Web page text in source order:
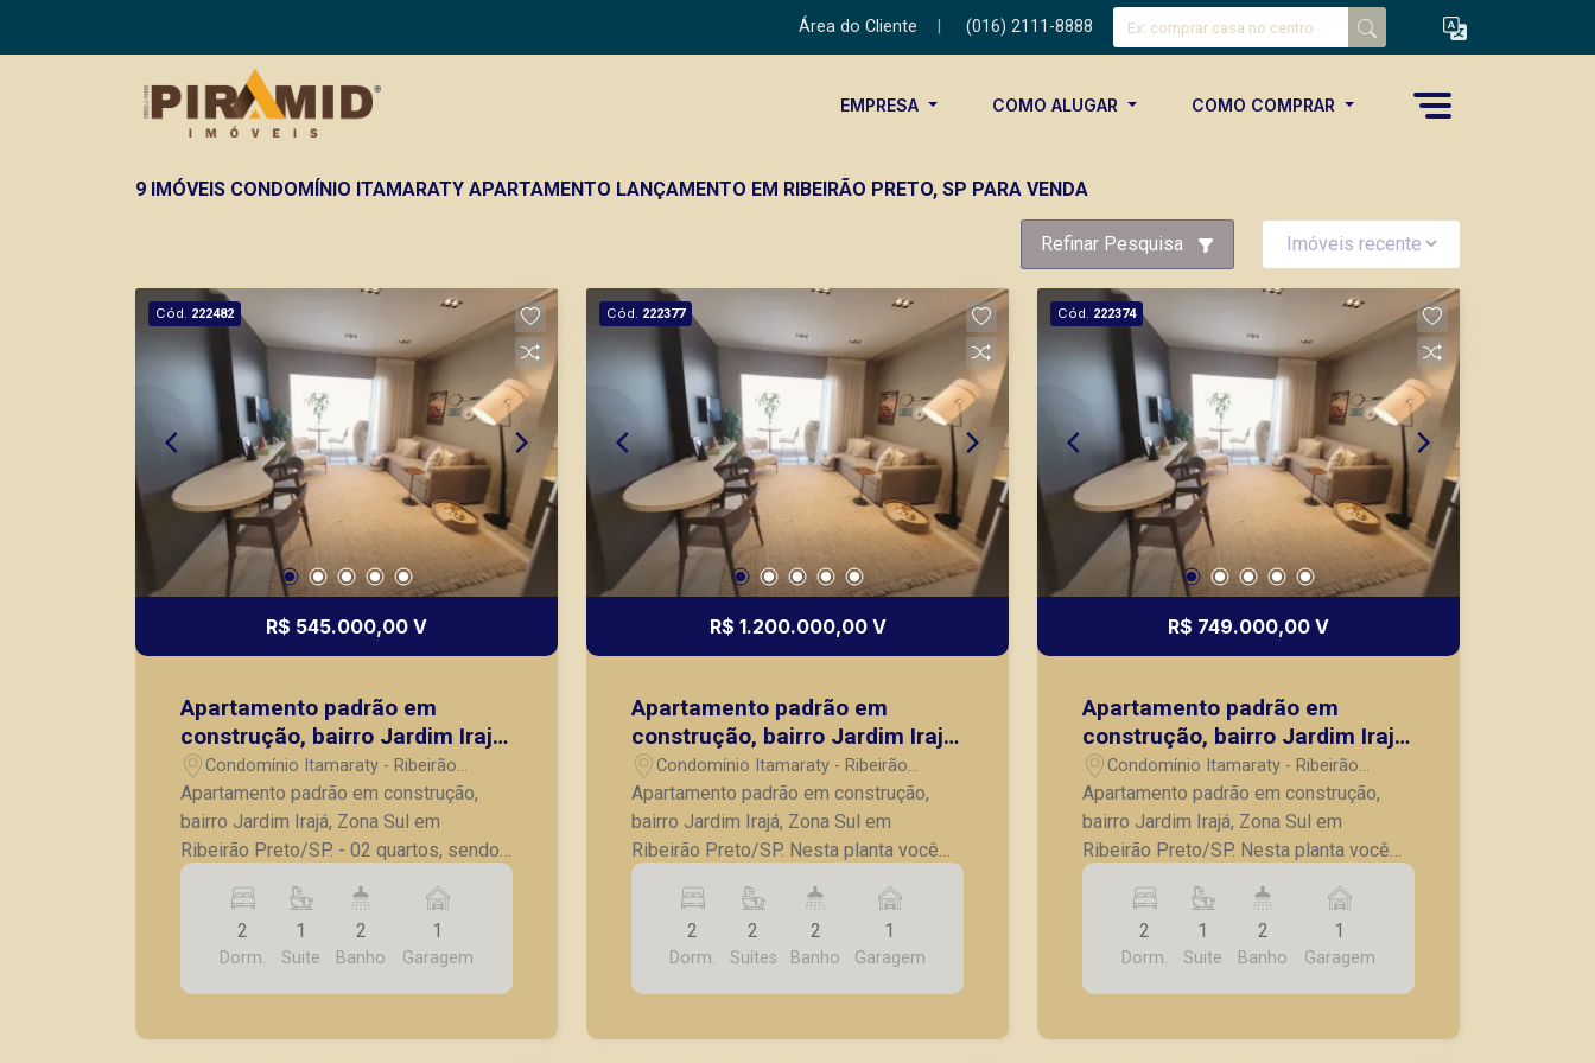
Área do Cliente (016) 2111-8888
EMPRESA COMO ALUGAR COMO COMPRAR
9 IMÓVEIS CONDOMÍNIO ITAMARATY APARTAMENTO LANÇAMENTO EM RIBEIRÃO PRETO, SP PARA VENDA
Refinar Pesquisa
Cód. 222482
R$ 545.000,00 V
Apartamento padrão em
construção, bairro Jardim Irajá,
Zona Sul em Ribeirão Preto/SP.
Condomínio Itamaraty - Ribeirão
Preto/SP
Apartamento padrão em construção,
bairro Jardim Irajá, Zona Sul em
Ribeirão Preto/SP. - 02 quartos, sendo
01 suíte; - Banheiro social; - Sala para
02 ambientes, com sacada; - Cozinha; -
01 vaga de garagem coberta.
*CONSULTE UNIDADES DISPONÍVEIS
E TABELAS ATUALIZADAS* Prédio
2
Dorm.
1
Suite
2
Banho
1
Garagem
Cód. 222377
R$ 1.200.000,00 V
Apartamento padrão em
construção, bairro Jardim Irajá,
Zona Sul em Ribeirão Preto/SP.
Condomínio Itamaraty - Ribeirão
Preto/SP
Apartamento padrão em construção,
bairro Jardim Irajá, Zona Sul em
Ribeirão Preto/SP. Nesta planta você
tem a oportunidade transforma-la em
um studio duplo, tendo assim duas
rendas. - 02 quartos, sendo 01 suíte; -
Banheiro social; - Sala para 02
ambientes, com sacada; - Cozinha; - 01
2
Dorm.
2
Suítes
2
Banho
1
Garagem
Cód. 222374
R$ 749.000,00 V
Apartamento padrão em
construção, bairro Jardim Irajá,
Zona Sul em Ribeirão Preto/SP.
Condomínio Itamaraty - Ribeirão
Preto/SP
Apartamento padrão em construção,
bairro Jardim Irajá, Zona Sul em
Ribeirão Preto/SP. Nesta planta você
tem a oportunidade transforma-la em
um studio duplo, tendo assim duas
rendas. - 02 quartos, sendo 01 suíte; -
Banheiro social; - Sala para 02
ambientes, com sacada; - Cozinha; - 01
2
Dorm.
1
Suite
2
Banho
1
Garagem